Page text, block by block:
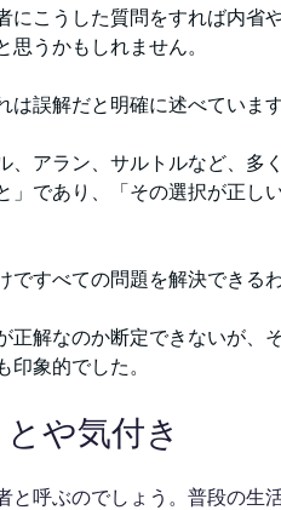
にこうした質問をすれば内省
思うかもしれません。
は誤解だと明確に述べています
、アラン、サルトルなど、多
」であり、「その選択が正し
ですべての問題を解決できる
正解なのか断定できないが
印象的でした。
や気付き
と呼ぶのでしょう。普段の